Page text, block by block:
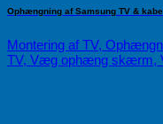
Ophængning af Samsung TV &
Montering af TV,
TV, Væg ophæng skærm,